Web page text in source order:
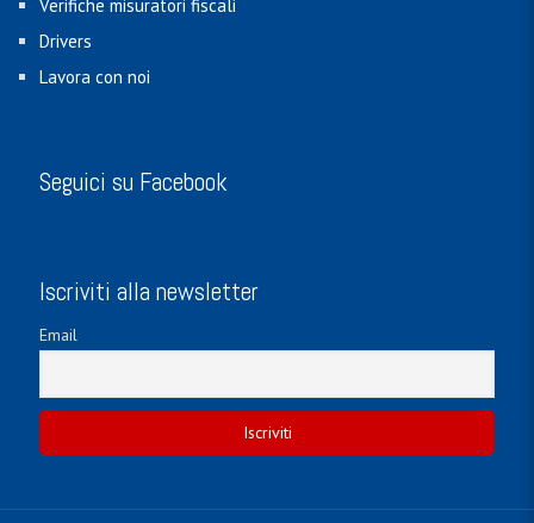
Verifiche misuratori fiscali
Drivers
Lavora con noi
Seguici su Facebook
Iscriviti alla newsletter
Email